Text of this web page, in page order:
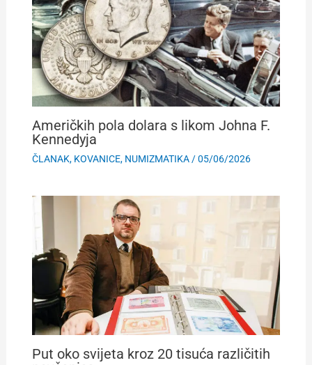
Američkih pola dolara s likom Johna F.
Kennedyja
ČLANAK, KOVANICE, NUMIZMATIKA/05/06/2026
Put oko svijeta kroz 20 tisuća različitih